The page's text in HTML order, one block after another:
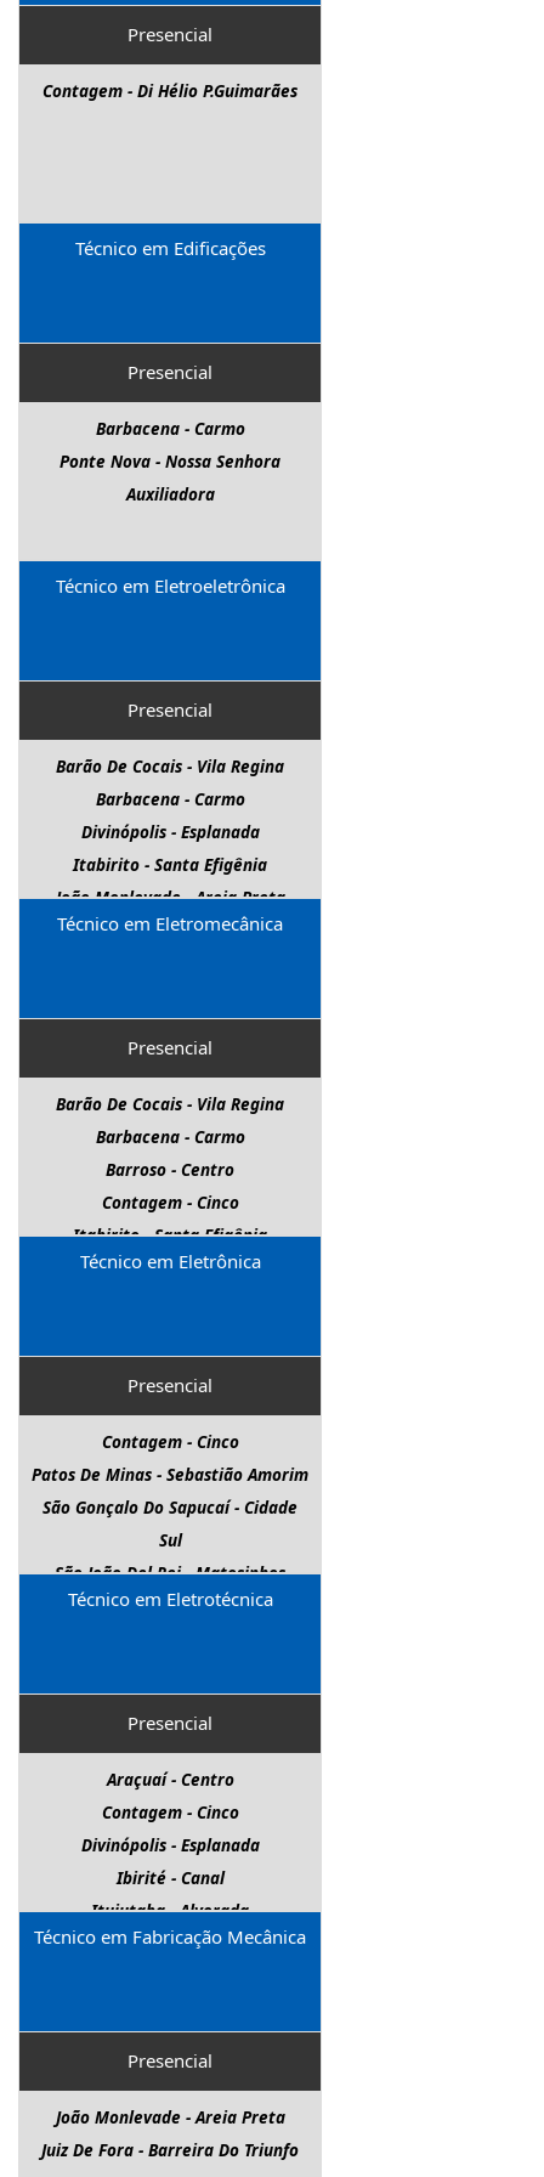
Presencial
Contagem - Di Hélio P.Guimarães
Técnico em Edificações
Presencial
Barbacena - Carmo
Ponte Nova - Nossa Senhora
Auxiliadora
Técnico em Eletroeletrônica
Presencial
Barão De Cocais - Vila Regina
Barbacena - Carmo
Divinópolis - Esplanada
Itabirito - Santa Efigênia
João Monlevade - Areia Preta
Nova Lima - Centro
Técnico em Eletromecânica
Presencial
Barão De Cocais - Vila Regina
Barbacena - Carmo
Barroso - Centro
Contagem - Cinco
Itabirito - Santa Efigênia
Juiz De Fora - Barreira Do Triunfo
São Gonçalo Do Rio Abaixo -
Guanabara
São João Del Rei - Matosinhos
Várzea Da Palma - Paulo Sexto
Técnico em Eletrônica
Presencial
Contagem - Cinco
Patos De Minas - Sebastião Amorim
São Gonçalo Do Sapucaí - Cidade
Sul
São João Del Rei - Matosinhos
Técnico em Eletrotécnica
Presencial
Araçuaí - Centro
Contagem - Cinco
Divinópolis - Esplanada
Ibirité - Canal
Ituiutaba - Alvorada
Matozinhos - São Pedro
Paracatu - Bela Vista
Patos De Minas - Sebastião Amorim
Patrocínio - São Cristóvão
Técnico em Fabricação Mecânica
Presencial
João Monlevade - Areia Preta
Juiz De Fora - Barreira Do Triunfo